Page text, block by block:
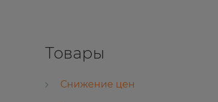
Товары
Снижение цен